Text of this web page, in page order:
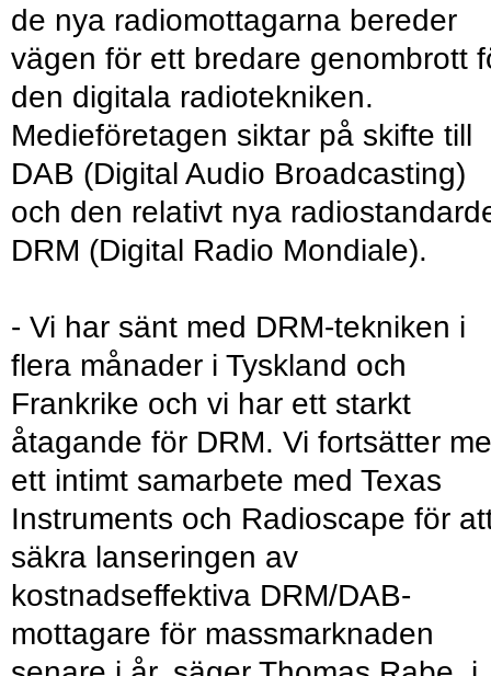
de nya radiomottagarna bereder
vägen för ett bredare genombrott
den digitala radiotekniken.
Medieföretagen siktar på skifte till
DAB (Digital Audio Broadcasting)
och den relativt nya
DRM (Digital Radio Mondiale).
- Vi har sänt med DRM-tekniken i
flera månader i Tyskland och
Frankrike och vi har ett starkt
åtagande för DRM. Vi fortsätter
ett intimt samarbete med Texas
Instruments och Radioscape för
säkra lanseringen av
kostnadseffektiva DRM/DAB-
mottagare för massmarknaden